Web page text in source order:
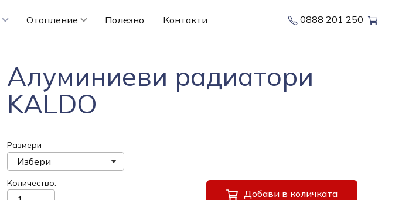
Отопление Полезно Контакти 0888 201 250
Алуминиеви радиатори
KALDO
Размери
Количество
Добави в количката